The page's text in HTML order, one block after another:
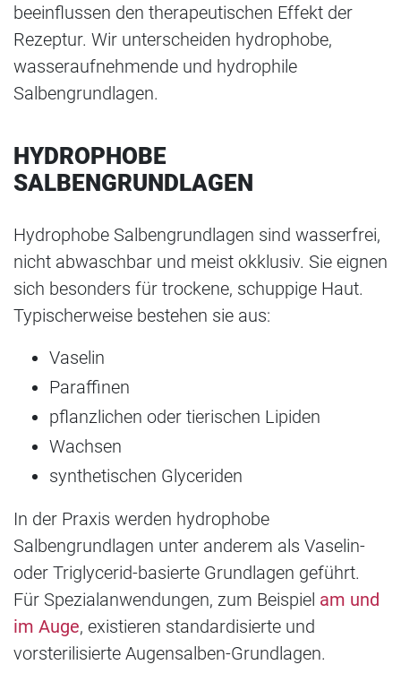
beeinflussen den therapeutischen Effekt der
Rezeptur. Wir unterscheiden hydrophobe,
wasseraufnehmende und hydrophile
Salbengrundlagen.
HYDROPHOBE
SALBENGRUNDLAGEN
Hydrophobe Salbengrundlagen sind wasserfrei,
nicht abwaschbar und meist okklusiv. Sie eignen
sich besonders für trockene, schuppige Haut.
Typischerweise bestehen sie aus:
Vaselin
Paraffinen
pflanzlichen oder tierischen Lipiden
Wachsen
synthetischen Glyceriden
In der Praxis werden hydrophobe
Salbengrundlagen unter anderem als Vaselin-
oder Triglycerid-basierte Grundlagen geführt.
Für Spezialanwendungen, zum Beispiel am und
im Auge, existieren standardisierte und
vorsterilisierte Augensalben-Grundlagen.